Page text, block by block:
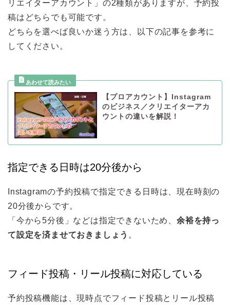
リエイターアカウント」の2種類がありますが、予約投
稿はどちらでも可能です。
どちらを選べば良いか迷う方は、以下の記事を参考に
してください。
【プロアカウント】Instagram
のビジネス／クリエイターアカ
ウントの違いを解説！
指定できる日時は20分後から
Instagramの予約投稿で指定できる日時は、現在時刻の
20分後からです。
「今から5分後」などは指定できないため、 余裕を持っ
て設定を済ませておきましょう 。
フィード投稿・リール投稿に対応している
予約投稿機能は、現時点でフィード投稿とリール投稿